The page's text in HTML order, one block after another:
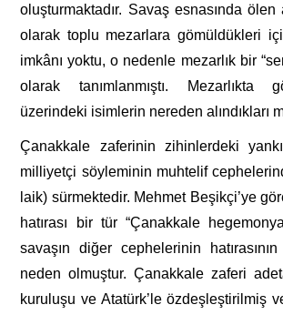
oluşturmaktadır. Savaş esnasında
olarak toplu mezarlara gömüldükleri
imkânı yoktu, o nedenle mezarlık bir
olarak tanımlanmıştı. Mezarlıkta
üzerindeki isimlerin nereden alındıkları
Çanakkale zaferinin zihinlerdeki
milliyetçi söyleminin muhtelif
laik) sürmektedir. Mehmet Beşikçi’ye
hatırası bir tür “Çanakkale
savaşın diğer cephelerinin
neden olmuştur. Çanakkale zaferi
kuruluşu ve Atatürk’le özdeşleştirilmiş